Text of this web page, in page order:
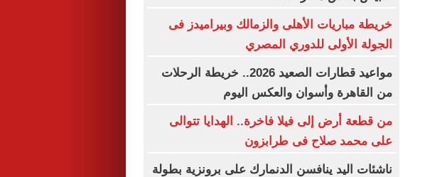
خريطة مباريات الأهلى والزمالك وبيراميدز فى
الجولة الأولى للدوري المصري
مواعيد قطارات الصعيد 2026.. خريطة الرحلات
من القاهرة وأسوان والعكس اليوم
من قطعة أرض إلى فيلا فاخرة.. الهدايا تتوالى
على محمد صلاح فى طرابزون
ناشئات اليد ينافسن الدنمارك على برونزية بطولة